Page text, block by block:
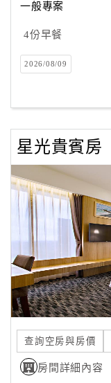
一般專案
4份早餐
2026/08/09
星光貴賓房
查詢空房與房價
房間詳細內容